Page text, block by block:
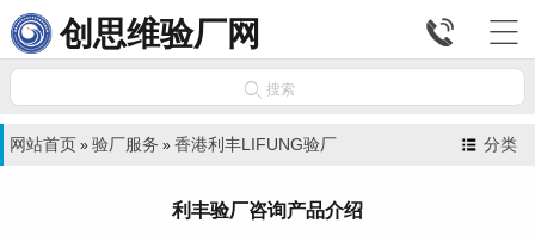
创思维验厂网 

 搜索
分类
网站首页 » 验厂服务 » 香港利丰LIFUNG验厂
利丰验厂咨询产品介绍